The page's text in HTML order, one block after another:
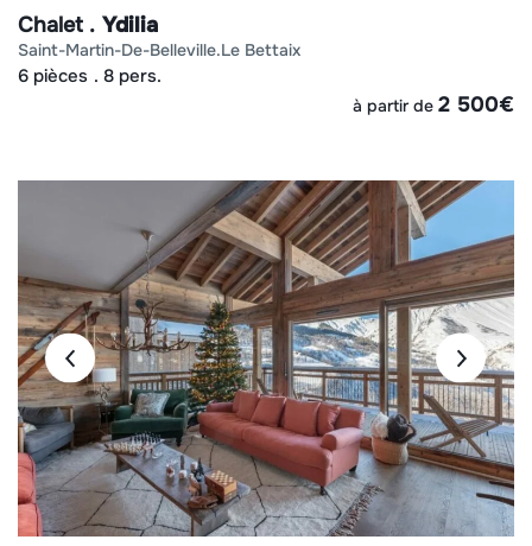
Chalet Ydilia
saint-martin-de-belleville le bettaix
6 pièces 8 pers.
à partir de 2 500€